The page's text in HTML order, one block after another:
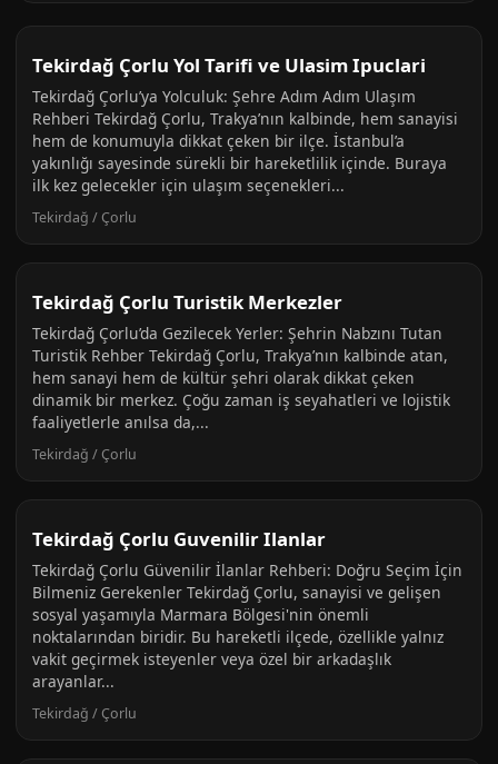
Tekirdağ Çorlu Yol Tarifi ve Ulasim Ipuclari
Tekirdağ Çorlu’ya Yolculuk: Şehre Adım Adım Ulaşım
Rehberi Tekirdağ Çorlu, Trakya’nın kalbinde, hem sanayisi
hem de konumuyla dikkat çeken bir ilçe. İstanbul’a
yakınlığı sayesinde sürekli bir hareketlilik içinde. Buraya
ilk kez gelecekler için ulaşım seçenekleri...
Tekirdağ / Çorlu
Tekirdağ Çorlu Turistik Merkezler
Tekirdağ Çorlu’da Gezilecek Yerler: Şehrin Nabzını Tutan
Turistik Rehber Tekirdağ Çorlu, Trakya’nın kalbinde atan,
hem sanayi hem de kültür şehri olarak dikkat çeken
dinamik bir merkez. Çoğu zaman iş seyahatleri ve lojistik
faaliyetlerle anılsa da,...
Tekirdağ / Çorlu
Tekirdağ Çorlu Guvenilir Ilanlar
Tekirdağ Çorlu Güvenilir İlanlar Rehberi: Doğru Seçim İçin
Bilmeniz Gerekenler Tekirdağ Çorlu, sanayisi ve gelişen
sosyal yaşamıyla Marmara Bölgesi'nin önemli
noktalarından biridir. Bu hareketli ilçede, özellikle yalnız
vakit geçirmek isteyenler veya özel bir arkadaşlık
arayanlar...
Tekirdağ / Çorlu